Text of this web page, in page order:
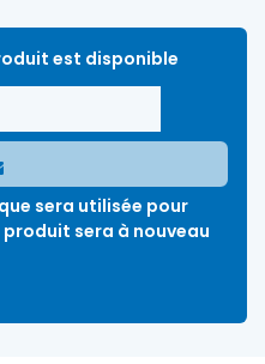
est disponible
sera utilisée pour
sera à nouveau